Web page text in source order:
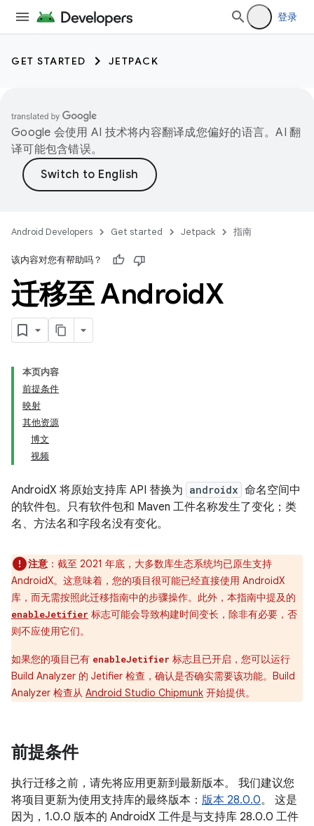
登录
GET STARTED JETPACK
Google 会使用 AI 技术将内容翻译成您偏好的语言。AI 翻
译可能包含错误。
Android Developers Get started Jetpack 指南
该内容对您有帮助吗？
迁移至 AndroidX
本页内容
前提条件
映射
其他资源
博文
视频
AndroidX 将原始支持库 API 替换为 androidx 命名空间中
的软件包。只有软件包和 Maven 工件名称发生了变化；类
名、方法名和字段名没有变化。
注意 ：截至 2021 年底，大多数库生态系统均已原生支持
AndroidX。这意味着，您的项目很可能已经直接使用 AndroidX
库，而无需按照此迁移指南中的步骤操作。此外，本指南中提及的
enableJetifier 标志可能会导致构建时间变长，除非有必要，否
则不应使用它们。
如果您的项目已有 enableJetifier 标志且已开启，您可以运行
Build Analyzer 的 Jetifier 检查，确认是否确实需要该功能。Build
Analyzer 检查从 Android Studio Chipmunk 开始提供。
前提条件
执行迁移之前，请先将应用更新到最新版本。 我们建议您
将项目更新为使用支持库的最终版本： 版本 28.0.0。 这是
因为，1.0.0 版本的 AndroidX 工件是与支持库 28.0.0 工件